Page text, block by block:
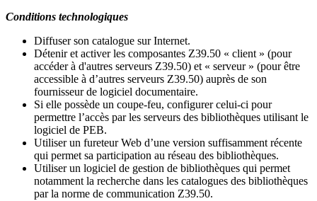
Conditions technologiques
Diffuser son catalogue sur Internet.
Détenir et activer les composantes Z39.50 « client » (pour
accéder à d'autres serveurs Z39.50) et « serveur » (pour être
accessible à d’autres serveurs Z39.50) auprès de son
fournisseur de logiciel documentaire.
Si elle possède un coupe-feu, configurer celui-ci pour
permettre l’accès par les serveurs des bibliothèques utilisant le
logiciel de PEB.
Utiliser un fureteur Web d’une version suffisamment récente
qui permet sa participation au réseau des bibliothèques.
Utiliser un logiciel de gestion de bibliothèques qui permet
notamment la recherche dans les catalogues des bibliothèques
par la norme de communication Z39.50.